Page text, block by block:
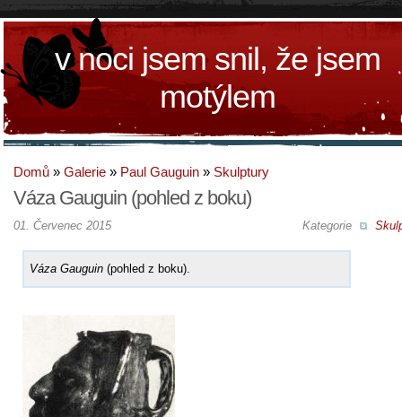
v noci jsem snil, že jsem
motýlem
Domů » Galerie » Paul Gauguin » Skulptury
Váza Gauguin (pohled z boku)
Kategorie
01. Červenec 2015
Váza Gauguin (pohled z boku).